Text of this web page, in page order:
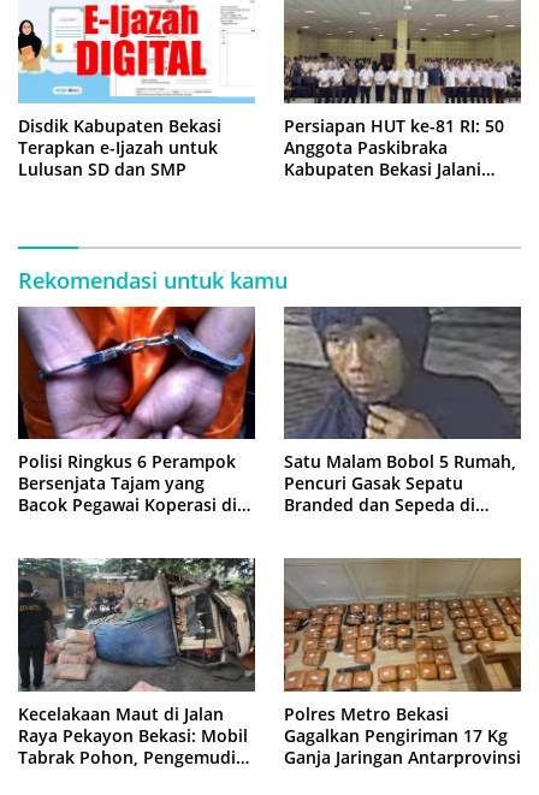
Disdik Kabupaten Bekasi
Terapkan e-Ijazah untuk
Lulusan SD dan SMP
Persiapan HUT ke-81 RI: 50
Anggota Paskibraka
Kabupaten Bekasi Jalani
Rekomendasi untuk kamu
Polisi Ringkus 6 Perampok
Bersenjata Tajam yang
Bacok Pegawai Koperasi di
Satu Malam Bobol 5 Rumah,
Pencuri Gasak Sepatu
Branded dan Sepeda di
Kecelakaan Maut di Jalan
Raya Pekayon Bekasi: Mobil
Tabrak Pohon, Pengemudi
Polres Metro Bekasi
Gagalkan Pengiriman 17 Kg
Ganja Jaringan Antarprovinsi